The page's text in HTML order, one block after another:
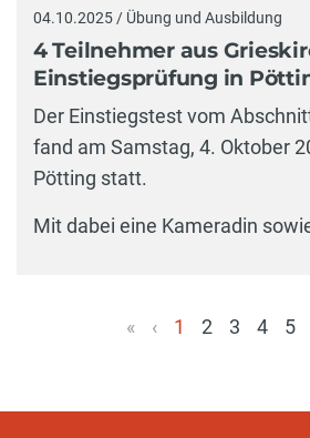
04.10.2025 / Übung und Ausbildung
4 Teilnehmer aus
Einstiegsprüfung in
Der Einstiegstest vom
fand am Samstag, 4. Oktober
Pötting statt.
Mit dabei eine Kameradin
« ‹
1
2 3 4 5